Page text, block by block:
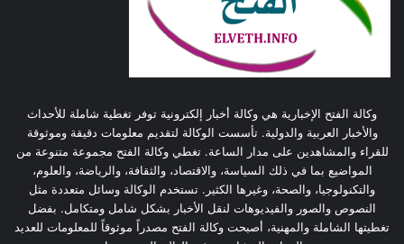
وكالة الفتح الإخبارية هي وكالة أخبار إلكترونية توفر تغطية شاملة للأحداث
والأخبار العربية والدولية. تأسست الوكالة لتقديم معلومات دقيقة وموثوقة
للقراء والمشاهدين على مدار الساعة. تغطي وكالة الفتح مجموعة متنوعة من
المواضيع بما في ذلك السياسة، والاقتصاد، والثقافة، والرياضة، والعلوم،
والتكنولوجيا، والصحة، وغيرها الكثير. تستخدم الوكالة وسائل متعددة مثل
النصوص والصور والفيديوهات لنقل الأخبار بشكل شامل ومتكامل. بفضل
تغطيتها الشاملة والمهنية، أصبحت وكالة الفتح مصدراً موثوقاً للمعلومات للعديد